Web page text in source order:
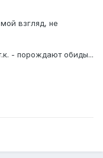
взгляд, не
- порождают обиды...